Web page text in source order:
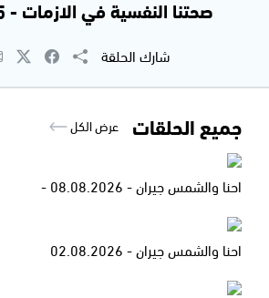
صحتنا النفسية في الازمات - 31.08.2025
شارك الحلقة
جميع الحلقات عرض الكل
احنا والشمس جيران - 08.08.2026 -
احنا والشمس جيران - 02.08.2026